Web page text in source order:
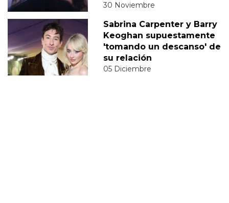
30 Noviembre
Sabrina Carpenter y Barry
Keoghan supuestamente
'tomando un descanso' de
su relación
05 Diciembre